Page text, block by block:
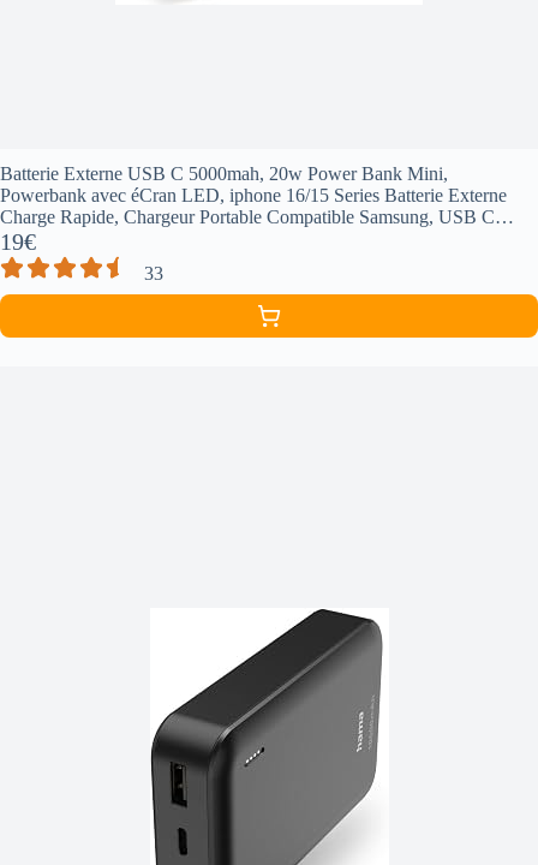
Batterie Externe USB C 5000mah, 20w Power Bank Mini,
Powerbank avec éCran LED, iphone 16/15 Series Batterie Externe
Charge Rapide, Chargeur Portable Compatible Samsung, USB C
Phones Etc (Bleu Ciel)
19€
33